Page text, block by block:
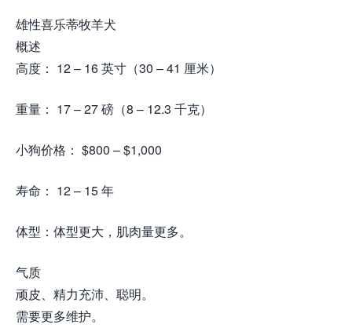
雄性喜乐蒂牧羊犬
概述
高度： 12 – 16 英寸（30 – 41 厘米）
重量： 17 – 27 磅（8 – 12.3 千克）
小狗价格： $800 – $1,000
寿命： 12 – 15 年
体型：体型更大，肌肉量更多。
气质
顽皮、精力充沛、聪明。
需要更多维护。